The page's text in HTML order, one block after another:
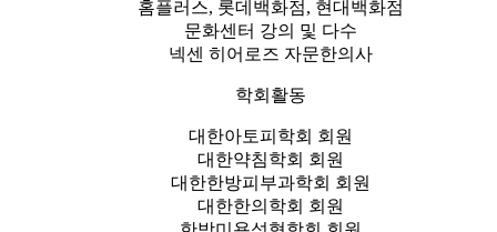
홈플러스, 롯데백화점, 현대백화점
문화센터 강의 및 다수
넥센 히어로즈 자문한의사
학회활동
대한아토피학회 회원
대한약침학회 회원
대한한방피부과학회 회원
대한한의학회 회원